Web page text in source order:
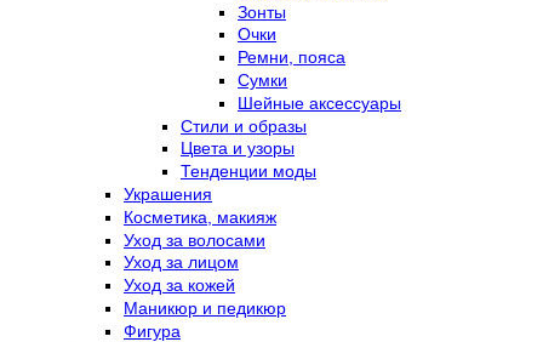
Зонты
Очки
Ремни, пояса
Сумки
Шейные аксессуары
Стили и образы
Цвета и узоры
Тенденции моды
Украшения
Косметика, макияж
Уход за волосами
Уход за лицом
Уход за кожей
Маникюр и педикюр
Фигура